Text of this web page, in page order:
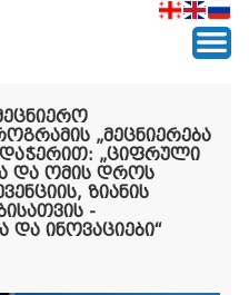
„მეცნიერება
„ციფრული
და ომის დროს
ზიანის
-
და ინოვაციები“